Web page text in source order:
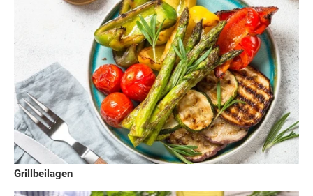
Grillbeilagen